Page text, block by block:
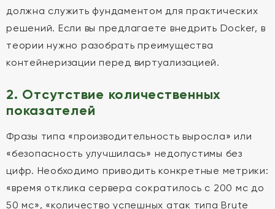
должна служить фундаментом для практических
решений. Если вы предлагаете внедрить Docker, в
теории нужно разобрать преимущества
контейнеризации перед виртуализацией.
2. Отсутствие количественных
показателей
Фразы типа «производительность выросла» или
«безопасность улучшилась» недопустимы без
цифр. Необходимо приводить конкретные метрики:
«время отклика сервера сократилось с 200 мс до
50 мс», «количество успешных атак типа Brute